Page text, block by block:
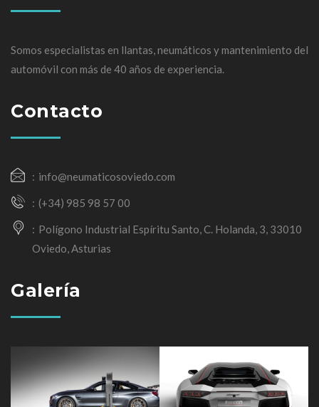
Somos especialistas en llantas, neumáticos y mantenimiento del
automóvil con más de 40 años de experiencia.
Contacto
info@neumaticosoviedo.com
(+34) 985 98 57 00
Polígono Industrial Espíritu Santo, C. Holanda, 3, 33010
Oviedo, Asturias
Galería